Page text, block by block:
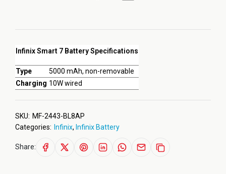
Infinix Smart 7 Battery Specifications
Type
5000 mAh, non-removable
Charging 10W wired
SKU: MF-2443-BL8AP
Categories: Infinix, Infinix Battery
Share: